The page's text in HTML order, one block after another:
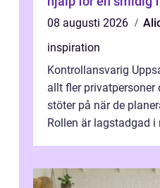
08 augusti 2026
inspiration
Kontrollansvarig
allt fler
stöter på när de
Rollen är lagstadgad i